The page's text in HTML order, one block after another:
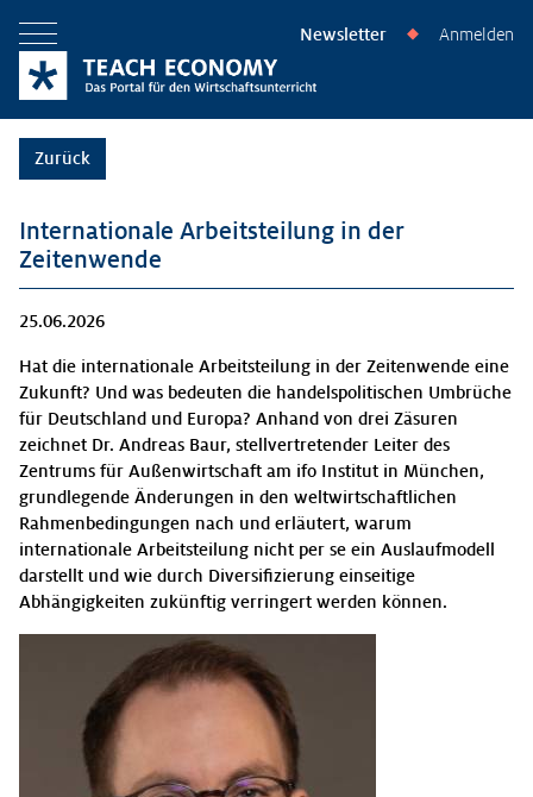
Menü öffnen Newsletter ◆ Anmelden
Zurück
Internationale Arbeitsteilung in der
Zeitenwende
25.06.2026
Hat die internationale Arbeitsteilung in der Zeitenwende eine
Zukunft? Und was bedeuten die handelspolitischen Umbrüche
für Deutschland und Europa? Anhand von drei Zäsuren
zeichnet Dr. Andreas Baur, stellvertretender Leiter des
Zentrums für Außenwirtschaft am ifo Institut in München,
grundlegende Änderungen in den weltwirtschaftlichen
Rahmenbedingungen nach und erläutert, warum
internationale Arbeitsteilung nicht per se ein Auslaufmodell
darstellt und wie durch Diversifizierung einseitige
Abhängigkeiten zukünftig verringert werden können.